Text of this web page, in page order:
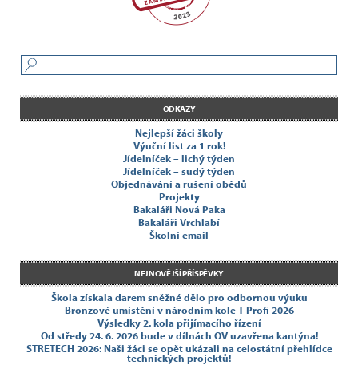
ODKAZY
Nejlepší žáci školy
Výuční list za 1 rok!
Jídelníček – lichý týden
Jídelníček – sudý týden
Objednávání a rušení obědů
Projekty
Bakaláři Nová Paka
Bakaláři Vrchlabí
Školní email
NEJNOVĚJŠÍ PŘÍSPĚVKY
Škola získala darem sněžné dělo pro odbornou výuku
Bronzové umístění v národním kole T-Profi 2026
Výsledky 2. kola přijímacího řízení
Od středy 24. 6. 2026 bude v dílnách OV uzavřena kantýna!
STRETECH 2026: Naši žáci se opět ukázali na celostátní přehlídce
technických projektů!